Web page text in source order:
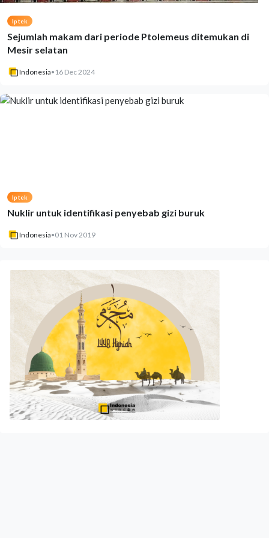
Iptek
Sejumlah makam dari periode Ptolemeus ditemukan di
Mesir selatan
Indonesia• 16 Dec 2024
Iptek
Nuklir untuk identifikasi penyebab gizi buruk
Indonesia•01 Nov 2019